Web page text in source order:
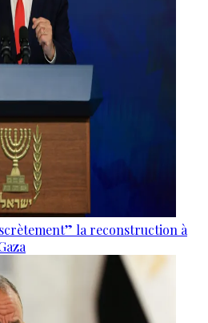
la reconstruction à